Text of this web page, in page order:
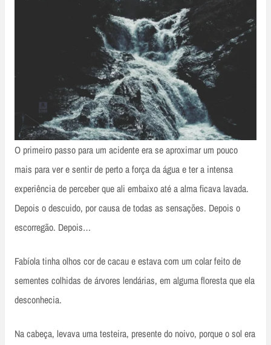
O primeiro passo para um acidente era se aproximar um pouco
mais para ver e sentir de perto a força da água e ter a intensa
experiência de perceber que ali embaixo até a alma ficava lavada.
Depois o descuido, por causa de todas as sensações. Depois o
escorregão. Depois…
Fabíola tinha olhos cor de cacau e estava com um colar feito de
sementes colhidas de árvores lendárias, em alguma floresta que ela
desconhecia.
Na cabeça, levava uma testeira, presente do noivo, porque o sol era